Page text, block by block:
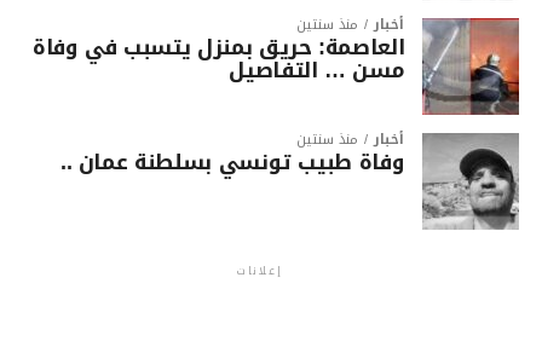
أخبار منذ سنتين
العاصمة: حريق بمنزل يتسبب في وفاة
مسن … التفاصيل
أخبار منذ سنتين
وفاة طبيب تونسي بسلطنة عمان ..
إعلانات